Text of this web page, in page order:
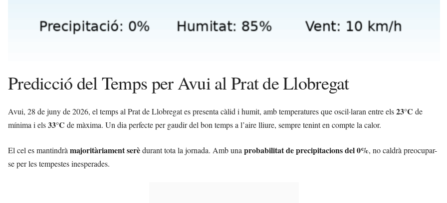
Predicció del Temps per Avui al Prat de Llobregat
Avui, 28 de juny de 2026, el temps al Prat de Llobregat es presenta càlid i humit, amb temperatures que oscil·laran entre els23°C de
mínima i els33°C de màxima. Un dia perfecte per gaudir del bon temps a l’aire lliure, sempre tenint en compte la calor.
El cel es mantindrà majoritàriament serèdurant tota la jornada. Amb una probabilitat de precipitacions del 0%, no caldrà preocupar-
se per les tempestes inesperades.